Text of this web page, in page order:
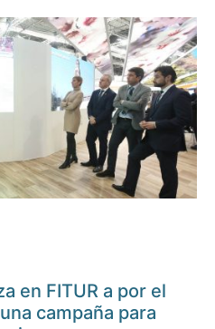
en FITUR a por el
campaña para